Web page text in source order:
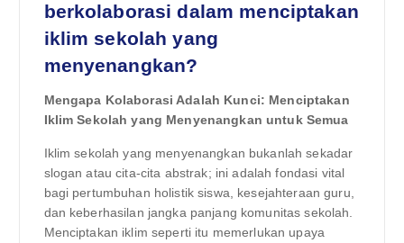
berkolaborasi dalam menciptakan
iklim sekolah yang
menyenangkan?
Mengapa Kolaborasi Adalah Kunci: Menciptakan
Iklim Sekolah yang Menyenangkan untuk Semua
Iklim sekolah yang menyenangkan bukanlah sekadar
slogan atau cita-cita abstrak; ini adalah fondasi vital
bagi pertumbuhan holistik siswa, kesejahteraan guru,
dan keberhasilan jangka panjang komunitas sekolah.
Menciptakan iklim seperti itu memerlukan upaya